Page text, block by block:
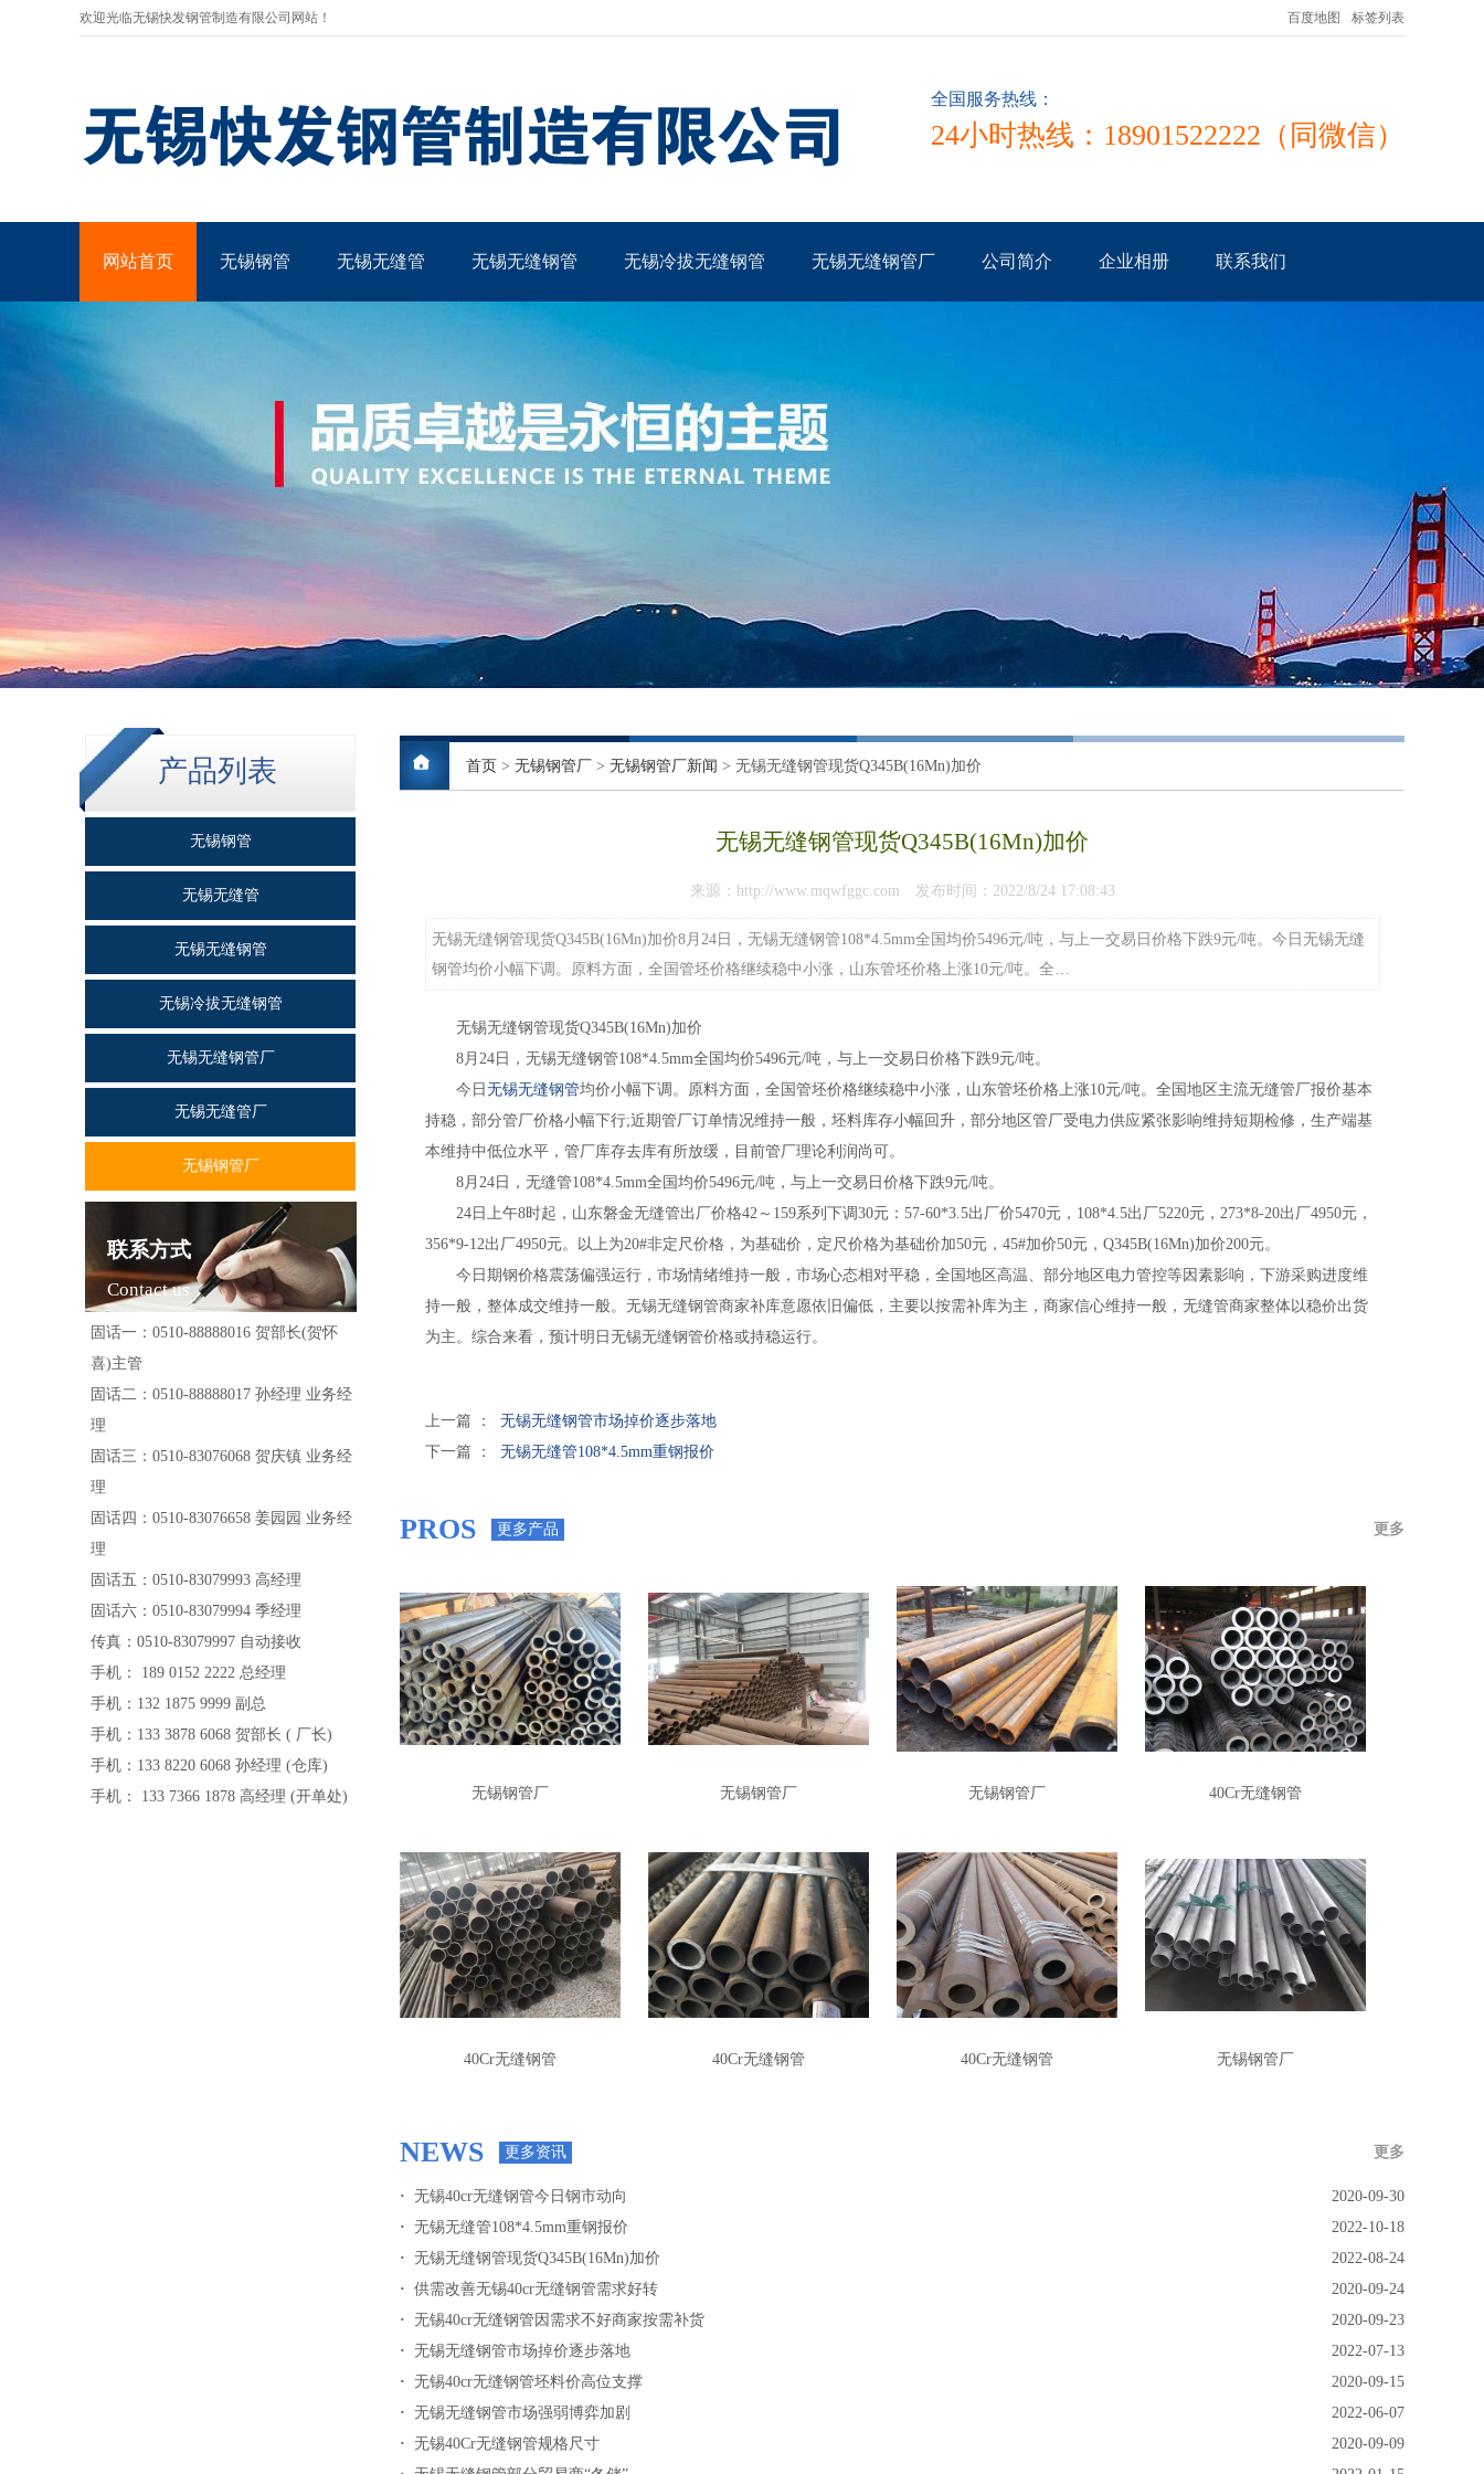
欢迎光临无锡快发钢管制造有限公司网站！ 百度地图 标签列表
全国服务热线：
24小时热线：18901522222（同微信）
网站首页 无锡钢管 无锡无缝管 无锡无缝钢管 无锡冷拔无缝钢管 无锡无缝钢管厂 公司简介 企业相册 联系我们
产品列表
无锡钢管
无锡无缝管
无锡无缝钢管
无锡冷拔无缝钢管
无锡无缝钢管厂
无锡无缝管厂
无锡钢管厂
联系方式
Contact us
固话一：0510-88888016 贺部长(贺怀
喜)主管
固话二：0510-88888017 孙经理 业务经
理
固话三：0510-83076068 贺庆镇 业务经
理
固话四：0510-83076658 姜园园 业务经
理
固话五：0510-83079993 高经理
固话六：0510-83079994 季经理
传真：0510-83079997 自动接收
手机： 189 0152 2222 总经理
手机：132 1875 9999 副总
手机：133 3878 6068 贺部长 ( 厂长)
手机：133 8220 6068 孙经理 (仓库)
手机： 133 7366 1878 高经理 (开单处)
首页 > 无锡钢管厂 > 无锡钢管厂新闻 > 无锡无缝钢管现货Q345B(16Mn)加价
无锡无缝钢管现货Q345B(16Mn)加价
来源：http://www.mqwfggc.com 发布时间：2022/8/24 17:08:43
无锡无缝钢管现货Q345B(16Mn)加价8月24日，无锡无缝钢管108*4.5mm全国均价5496元/吨，与上一交易日价格下跌9元/吨。今日无锡无缝
钢管均价小幅下调。原料方面，全国管坯价格继续稳中小涨，山东管坯价格上涨10元/吨。全…
无锡无缝钢管现货Q345B(16Mn)加价
8月24日，无锡无缝钢管108*4.5mm全国均价5496元/吨，与上一交易日价格下跌9元/吨。
今日 无锡无缝钢管均价小幅下调。原料方面，全国管坯价格继续稳中小涨，山东管坯价格上涨10元/吨。全国地区主流无缝管厂报价基本
持稳，部分管厂价格小幅下行;近期管厂订单情况维持一般，坯料库存小幅回升，部分地区管厂受电力供应紧张影响维持短期检修，生产端基
本维持中低位水平，管厂库存去库有所放缓，目前管厂理论利润尚可。
8月24日，无缝管108*4.5mm全国均价5496元/吨，与上一交易日价格下跌9元/吨。
24日上午8时起，山东磐金无缝管出厂价格42～159系列下调30元：57-60*3.5出厂价5470元，108*4.5出厂5220元，273*8-20出厂4950元，
356*9-12出厂4950元。以上为20#非定尺价格，为基础价，定尺价格为基础价加50元，45#加价50元，Q345B(16Mn)加价200元。
今日期钢价格震荡偏强运行，市场情绪维持一般，市场心态相对平稳，全国地区高温、部分地区电力管控等因素影响，下游采购进度维
持一般，整体成交维持一般。无锡无缝钢管商家补库意愿依旧偏低，主要以按需补库为主，商家信心维持一般，无缝管商家整体以稳价出货
为主。综合来看，预计明日无锡无缝钢管价格或持稳运行。
上一篇 ： 无锡无缝钢管市场掉价逐步落地
下一篇 ： 无锡无缝管108*4.5mm重钢报价
PROS 更多产品 更多
无锡钢管厂 无锡钢管厂 无锡钢管厂 40Cr无缝钢管
40Cr无缝钢管 40Cr无缝钢管 40Cr无缝钢管 无锡钢管厂
NEWS 更多资讯 更多
2020-09-30
· 无锡40cr无缝钢管今日钢市动向
2022-10-18
· 无锡无缝管108*4.5mm重钢报价
2022-08-24
· 无锡无缝钢管现货Q345B(16Mn)加价
2020-09-24
· 供需改善无锡40cr无缝钢管需求好转
2020-09-23
· 无锡40cr无缝钢管因需求不好商家按需补货
2022-07-13
· 无锡无缝钢管市场掉价逐步落地
2020-09-15
· 无锡40cr无缝钢管坯料价高位支撑
2022-06-07
· 无锡无缝钢管市场强弱博弈加剧
2020-09-09
· 无锡40Cr无缝钢管规格尺寸